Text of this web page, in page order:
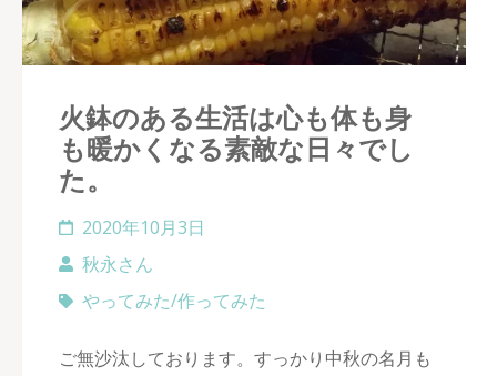
火鉢のある生活は心も体も身
も暖かくなる素敵な日々でし
た。
2020年10月3日
秋永さん
やってみた/作ってみた
ご無沙汰しております。すっかり中秋の名月も